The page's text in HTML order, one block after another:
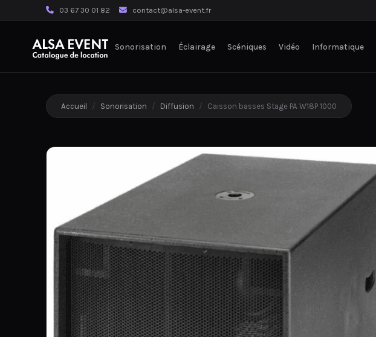
03 67 30 01 82 contact@alsa-event.fr
Sonorisation Éclairage Scéniques Vidéo Informatique
Accueil / Sonorisation / Diffusion / Caisson basses Stage PA W18P 1000